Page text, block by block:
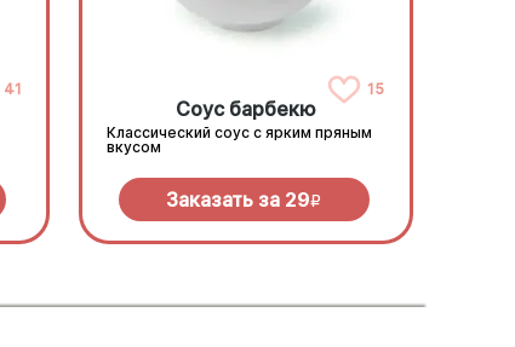
41 15
Соус барбекю
Классический соус с ярким пряным
вкусом
Заказать за 29R